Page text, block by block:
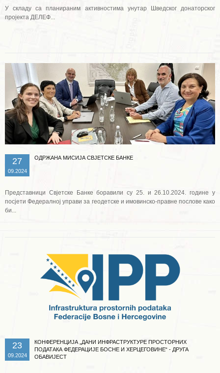
У складу са планираним активностима унутар Шведског донаторског
пројекта ДЕЛЕФ...
27
09.2024
ОДРЖАНА МИСИЈА СВЈЕТСКЕ БАНКЕ
Представници Свјетске Банке боравили су 25. и 26.10.2024. године у
посјети Федералној управи за геодетске и имовинско-правне послове како
би...
23
09.2024
КОНФЕРЕНЦИЈА „ДАНИ ИНФРАСТРУКТУРЕ ПРОСТОРНИХ
ПОДАТАКА ФЕДЕРАЦИЈЕ БОСНЕ И ХЕРЦЕГОВИНЕ“ - ДРУГА
ОБАВИЈЕСТ